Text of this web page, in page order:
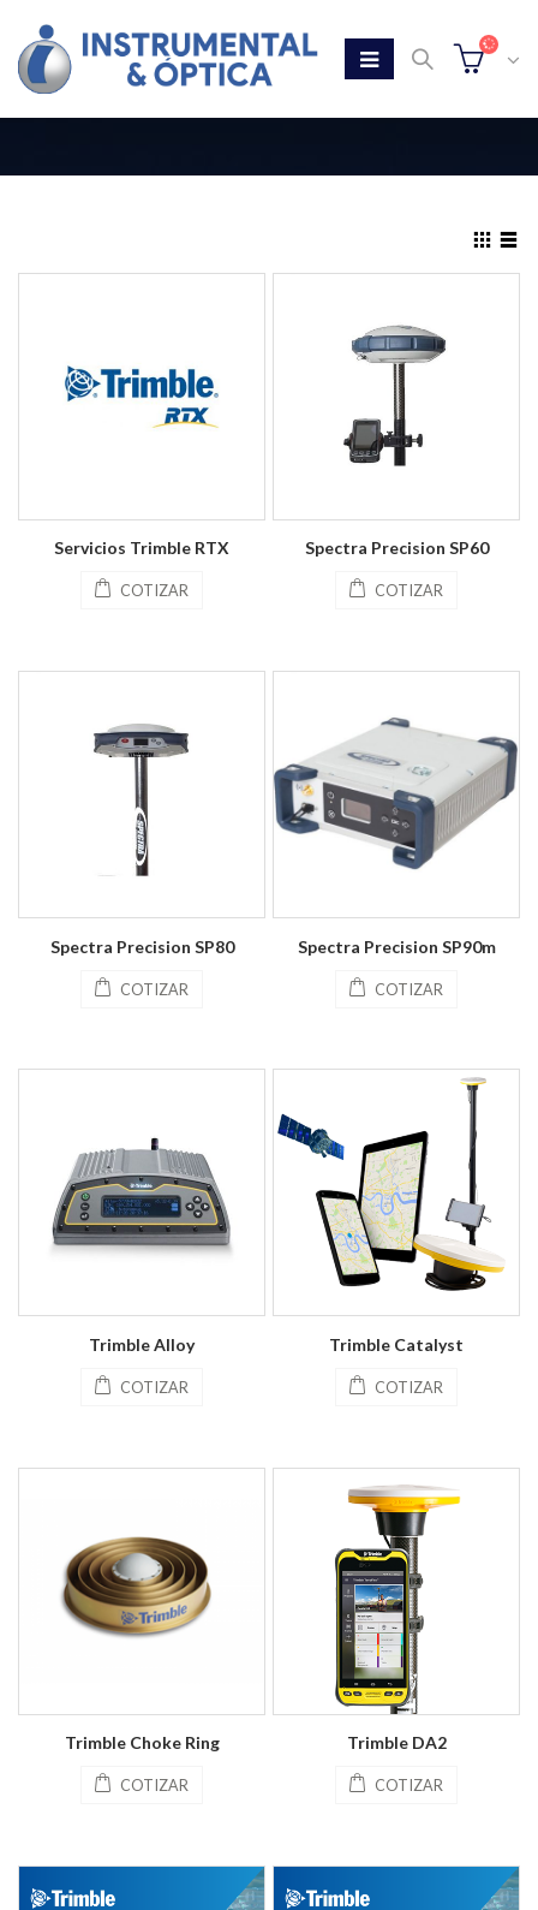
Servicios Trimble RTX
COTIZAR
Spectra Precision SP60
COTIZAR
Spectra Precision SP80
COTIZAR
Spectra Precision SP90m
COTIZAR
Trimble Alloy
COTIZAR
Trimble Catalyst
COTIZAR
Trimble Choke Ring
COTIZAR
Trimble DA2
COTIZAR